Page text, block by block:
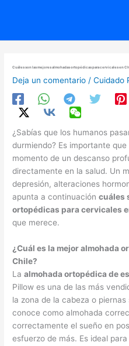
Cuáles son las mejores almohadas ortopédicas para cervicales en
Deja un comentario /Cuidado
¿Sabías que los humanos
durmiendo? Es importante
momento de un descanso
directamente en la salud. Un
depresión, alteraciones
apunta a continuacióncuáles
ortopédicas para cervicales
que merece.
¿Cuál es la mejor almohada
Chile?
Laalmohada ortopédica de
Pillow es una de las más
la zona de la cabeza o
conoce como almohada
correctamente el sueño en
esfuerzo de más. Es ideal